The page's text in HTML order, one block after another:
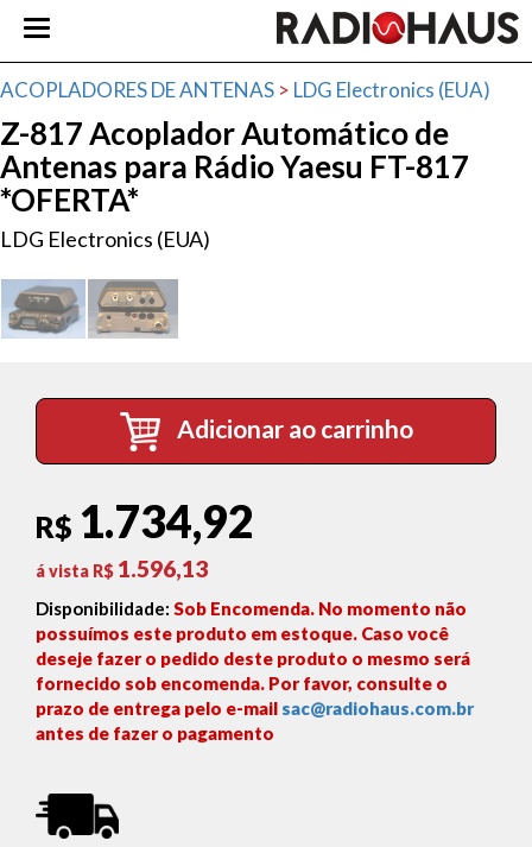
ACOPLADORES DE ANTENAS > LDG Electronics (EUA)
Z-817 Acoplador Automático de
Antenas para Rádio Yaesu FT-817
*OFERTA*
LDG Electronics (EUA)
Adicionar ao carrinho
R$ 1.734,92
á vista R$ 1.596,13
Disponibilidade: Sob Encomenda. No momento não
possuímos este produto em estoque. Caso você
deseje fazer o pedido deste produto o mesmo será
fornecido sob encomenda. Por favor, consulte o
prazo de entrega pelo e-mail sac@radiohaus.com.br
antes de fazer o pagamento